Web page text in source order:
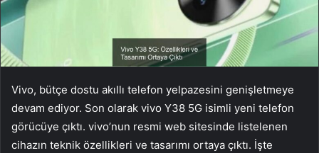
Vivo, bütçe dostu akıllı telefon yelpazesini genişletmeye
devam ediyor. Son olarak vivo Y38 5G isimli yeni telefon
görücüye çıktı. vivo’nun resmi web sitesinde listelenen
cihazın teknik özellikleri ve tasarımı ortaya çıktı. İşte